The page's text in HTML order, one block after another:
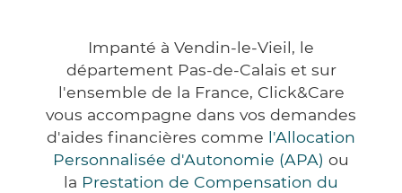
Impanté à Vendin-le-Vieil, le
département Pas-de-Calais et sur
l'ensemble de la France, Click&Care
vous accompagne dans vos demandes
d'aides financières comme l'Allocation
Personnalisée d'Autonomie (APA) ou
la Prestation de Compensation du